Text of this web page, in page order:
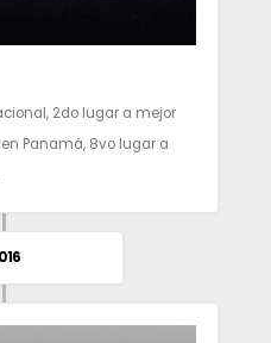
2do lugar a mejor
Panamá, 8vo lugar a